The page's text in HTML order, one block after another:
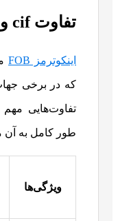
تفاوت cif و fob
اینکوترمز FOB
تفاوت‌هایی مهم
طور کامل به آن
ویژگی‌ها